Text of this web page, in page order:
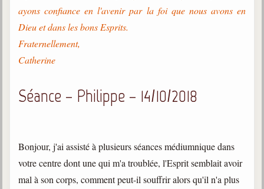
ayons confiance en l'avenir par la foi que nous avons en
Dieu et dans les bons Esprits.
Fraternellement,
Catherine
Séance – Philippe – 14/10/2018
Bonjour, j'ai assisté à plusieurs séances médiumnique dans
votre centre dont une qui m'a troublée, l'Esprit semblait avoir
mal à son corps, comment peut-il souffrir alors qu'il n'a plus